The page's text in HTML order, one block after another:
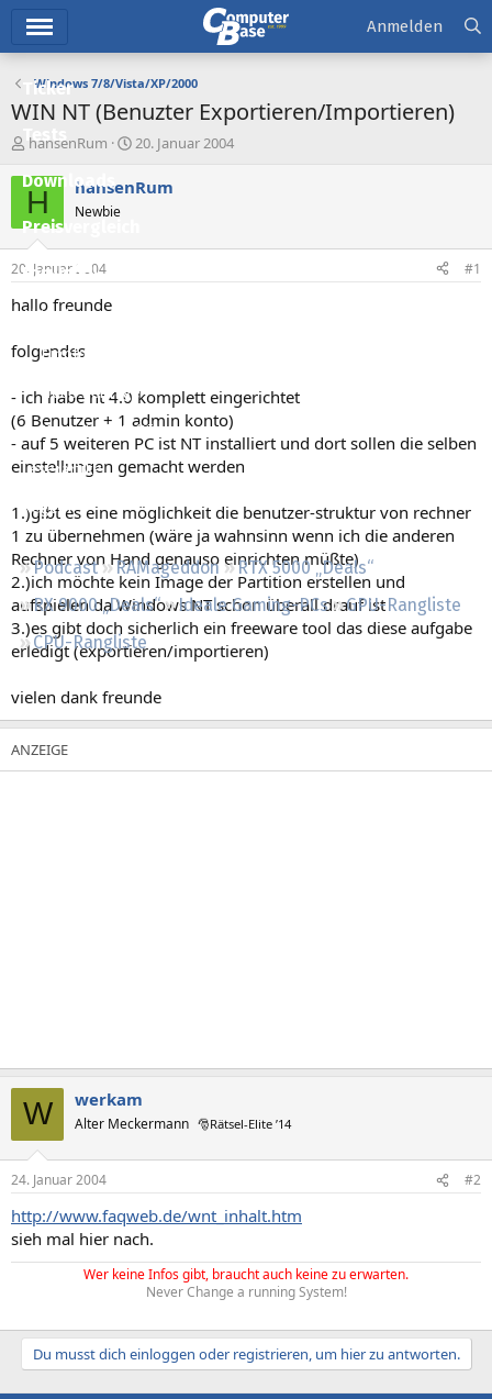
Ticker
Tests
Downloads
Preisvergleich
Forum
Aktuelles
Empfohlene Inhalte
Neue Beiträge
Neueste Aktivitäten
Leserartikel
Regeln
Podcast RAMageddon
RTX 5000 „Deals“
RX 9000 „Deals“
Ideale Gaming-PCs
GPU-Rangliste
CPU-Rangliste
Anmelden
Windows 7/8/Vista/XP/2000
WIN NT (Benuzter Exportieren/Importieren)
E
s
t
e
e
r
hansenRum
E
s
t
20. Januar 2004
H hansenRum
Newbie
20. Januar 2004 #1
hallo freunde
folgendes
- ich habe nt 4.0 komplett eingerichtet
(6 Benutzer + 1 admin konto)
- auf 5 weiteren PC ist NT installiert und dort sollen die selben
einstellungen gemacht werden
1.)gibt es eine möglichkeit die benutzer-struktur von rechner
1 zu übernehmen (wäre ja wahnsinn wenn ich die anderen
Rechner von Hand genauso einrichten müßte)
2.)ich möchte kein Image der Partition erstellen und
aufspielen da Windows NT schon überall drauf ist
3.)es gibt doch sicherlich ein freeware tool das diese aufgabe
erledigt (exportieren/importieren)
vielen dank freunde
W werkam
Alter Meckermann 🎅Rätsel-Elite ’14
24. Januar 2004 #2
http://www.faqweb.de/wnt_inhalt.htm
sieh mal hier nach.
Wer keine Infos gibt, braucht auch keine zu erwarten.
Never Change a running System!
Du musst dich einloggen oder registrieren, um hier zu antworten.